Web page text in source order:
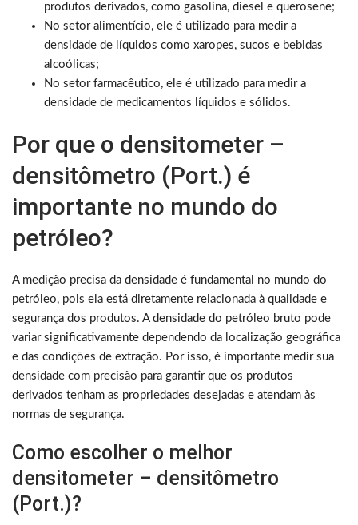
produtos derivados, como gasolina, diesel e querosene;
No setor alimentício, ele é utilizado para medir a
densidade de líquidos como xaropes, sucos e bebidas
alcoólicas;
No setor farmacêutico, ele é utilizado para medir a
densidade de medicamentos líquidos e sólidos.
Por que o densitometer –
densitômetro (Port.) é
importante no mundo do
petróleo?
A medição precisa da densidade é fundamental no mundo do
petróleo, pois ela está diretamente relacionada à qualidade e
segurança dos produtos. A densidade do petróleo bruto pode
variar significativamente dependendo da localização geográfica
e das condições de extração. Por isso, é importante medir sua
densidade com precisão para garantir que os produtos
derivados tenham as propriedades desejadas e atendam às
normas de segurança.
Como escolher o melhor
densitometer – densitômetro
(Port.)?